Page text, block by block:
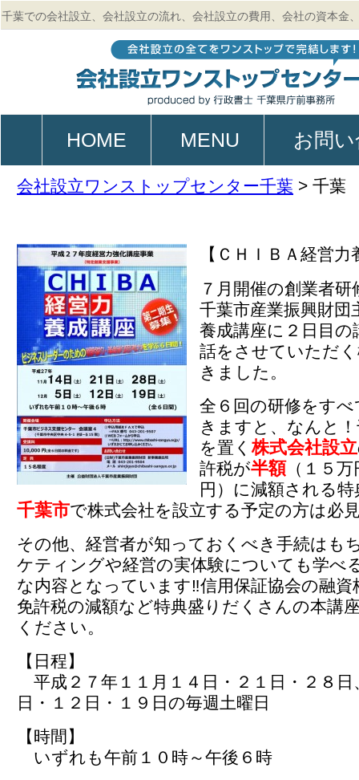
千葉での会社設立、会社設立の流れ、会社設立の費用、会社の資本金
HOME MENU お問
会社設立ワンストップセンター千葉 > 千葉
【ＣＨＩＢＡ経営
７月開催の創業者
千葉市産業振興財団
養成講座に２日目
話をさせていただ
きました。
全６回の研修をす
きますと、なんと
を置く株式会社設立
許税が半額（１５
円）に減額される
千葉市で株式会社を設立する予定の方は必
その他、経営者が知っておくべき手続はも
ケティングや経営の実体験についても学べ
な内容となっています‼信用保証協会の融資
免許税の減額など特典盛りだくさんの本講
ください。
【日程】
平成２７年１１月１４日・２１日・２８日
日・１２日・１９日の毎週土曜日
【時間】
いずれも午前１０時～午後６時